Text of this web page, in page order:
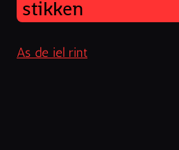
stikken
As de iel rint